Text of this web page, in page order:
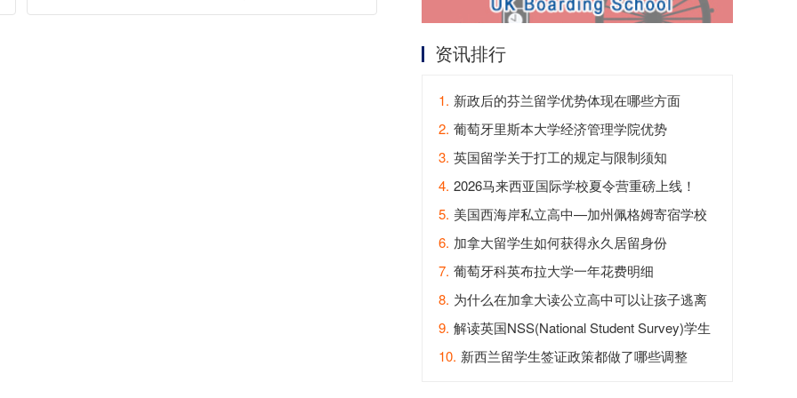
资讯排行
1. 新政后的芬兰留学优势体现在哪些方面
2. 葡萄牙里斯本大学经济管理学院优势
3. 英国留学关于打工的规定与限制须知
4. 2026马来西亚国际学校夏令营重磅上线！
5. 美国西海岸私立高中—加州佩格姆寄宿学校
6. 加拿大留学生如何获得永久居留身份
7. 葡萄牙科英布拉大学一年花费明细
8. 为什么在加拿大读公立高中可以让孩子逃离
内卷？
9. 解读英国NSS(National Student Survey)学生
满意度调查
10. 新西兰留学生签证政策都做了哪些调整